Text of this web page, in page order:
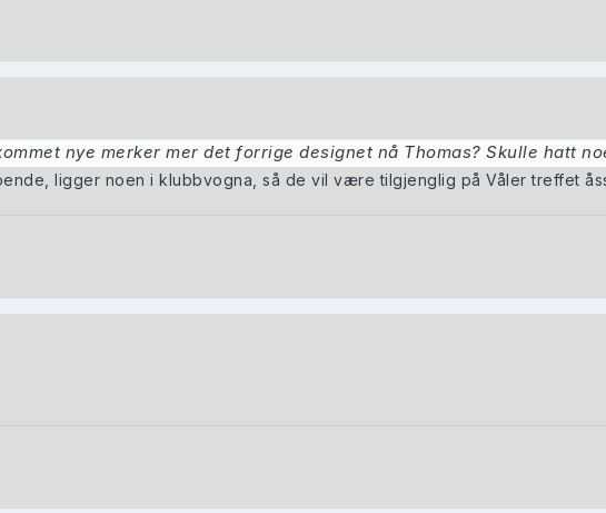
nye merker mer det forrige designet nå Thomas? Skulle hatt
ligger noen i klubbvogna, så de vil være tilgjenglig på Våler treffet